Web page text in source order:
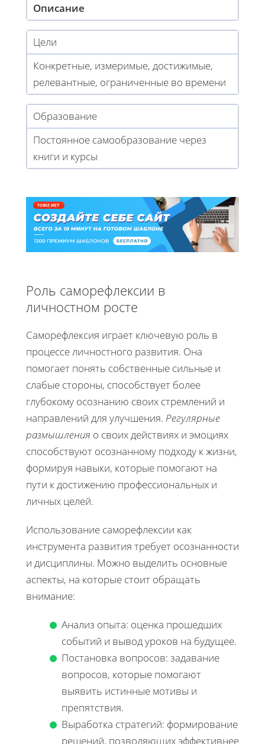
Описание
Цели
Конкретные, измеримые, достижимые,
релевантные, ограниченные во времени
Образование
Постоянное самообразование через
книги и курсы
Роль саморефлексии в
личностном росте
Саморефлексия играет ключевую роль в
процессе личностного развития. Она
помогает понять собственные сильные и
слабые стороны, способствует более
глубокому осознанию своих стремлений и
направлений для улучшения. Регулярные
размышления о своих действиях и эмоциях
способствуют осознанному подходу к жизни,
формируя навыки, которые помогают на
пути к достижению профессиональных и
личных целей.
Использование саморефлексии как
инструмента развития требует осознанности
и дисциплины. Можно выделить основные
аспекты, на которые стоит обращать
внимание:
Анализ опыта: оценка прошедших
событий и вывод уроков на будущее.
Постановка вопросов: задавание
вопросов, которые помогают
выявить истинные мотивы и
препятствия.
Выработка стратегий: формирование
решений, позволяющих эффективнее